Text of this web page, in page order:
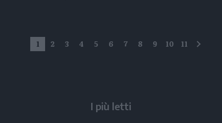
1 2 3 4 5 6 7 8 9 10 11
I più letti